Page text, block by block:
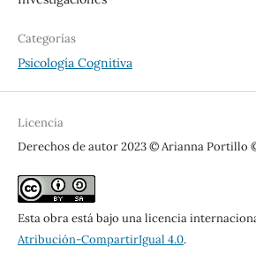
Categorías
Psicología Cognitiva
Licencia
Derechos de autor 2023 © Arianna Portillo
Esta obra está bajo una licencia
Atribución-CompartirIgual 4.0.